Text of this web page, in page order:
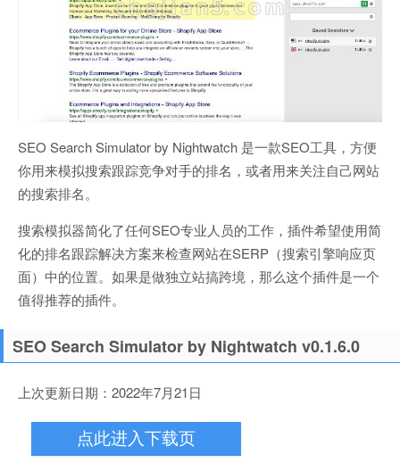
SEO Search Simulator by Nightwatch 是一款SEO工具，方便
你用来模拟搜索跟踪竞争对手的排名，或者用来关注自己网站
的搜索排名。
搜索模拟器简化了任何SEO专业人员的工作，插件希望使用简
化的排名跟踪解决方案来检查网站在SERP（搜索引擎响应页
面）中的位置。如果是做独立站搞跨境，那么这个插件是一个
值得推荐的插件。
SEO Search Simulator by Nightwatch v0.1.6.0
上次更新日期：2022年7月21日
点此进入下载页